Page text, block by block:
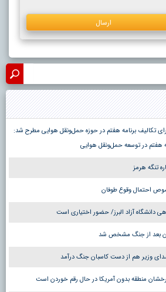
تکالیف برنامه هفتم در حوزه حمل‌ونقل هوایی مطرح شد:
هفتم در توسعه حمل‌ونقل هوایی
تنگه هرمز
احتمال وقوع طوفان
دانشگاه آزاد البرز/ حضور اختیاری است
بعد از جنگ مشخص شد
وزیر هم از دست کاسبان جنگ درآمد
درخشان منطقه بدون آمریکا در حال رقم خوردن است